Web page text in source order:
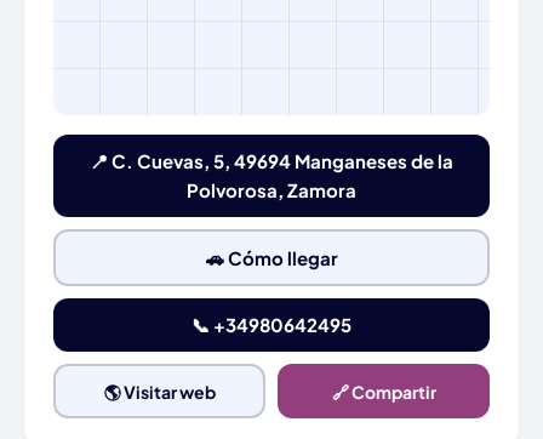
📍 C. Cuevas, 5, 49694 Manganeses de la
Polvorosa, Zamora
🚗 Cómo llegar
📞 +34980642495
🌎 Visitar web 🔗 Compartir